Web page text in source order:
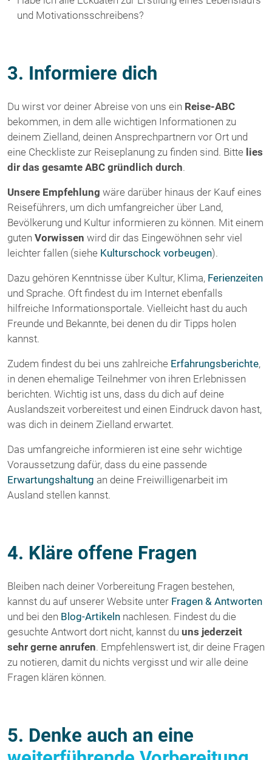
und Motivationsschreibens?
3. Informiere dich
Du wirst vor deiner Abreise von uns ein Reise-ABC
bekommen, in dem alle wichtigen Informationen zu
deinem Zielland, deinen Ansprechpartnern vor Ort und
eine Checkliste zur Reiseplanung zu finden sind. Bitte lies
dir das gesamte ABC gründlich durch.
Unsere Empfehlung wäre darüber hinaus der Kauf eines
Reiseführers, um dich umfangreicher über Land,
Bevölkerung und Kultur informieren zu können. Mit einem
guten Vorwissen wird dir das Eingewöhnen sehr viel
leichter fallen (siehe Kulturschock vorbeugen).
Dazu gehören Kenntnisse über Kultur, Klima, Ferienzeiten
und Sprache. Oft findest du im Internet ebenfalls
hilfreiche Informationsportale. Vielleicht hast du auch
Freunde und Bekannte, bei denen du dir Tipps holen
kannst.
Zudem findest du bei uns zahlreiche Erfahrungsberichte,
in denen ehemalige Teilnehmer von ihren Erlebnissen
berichten. Wichtig ist uns, dass du dich auf deine
Auslandszeit vorbereitest und einen Eindruck davon hast,
was dich in deinem Zielland erwartet.
Das umfangreiche informieren ist eine sehr wichtige
Voraussetzung dafür, dass du eine passende
Erwartungshaltung an deine Freiwilligenarbeit im
Ausland stellen kannst.
4. Kläre offene Fragen
Bleiben nach deiner Vorbereitung Fragen bestehen,
kannst du auf unserer Website unter Fragen & Antworten
und bei den Blog-Artikeln nachlesen. Findest du die
gesuchte Antwort dort nicht, kannst du uns jederzeit
sehr gerne anrufen. Empfehlenswert ist, dir deine Fragen
zu notieren, damit du nichts vergisst und wir alle deine
Fragen klären können.
5. Denke auch an eine